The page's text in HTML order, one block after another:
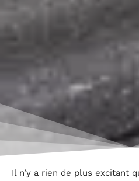
Il n’y a rien de plus excitant